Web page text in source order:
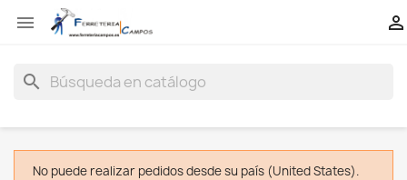
 
search
No puede realizar pedidos desde su país (United States).